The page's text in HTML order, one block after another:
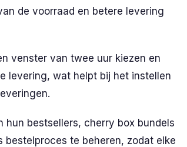
de voorraad en betere levering
venster van twee uur kiezen en
levering, wat helpt bij het instellen
hun bestsellers, cherry box bundels
bestelproces te beheren, zodat elke